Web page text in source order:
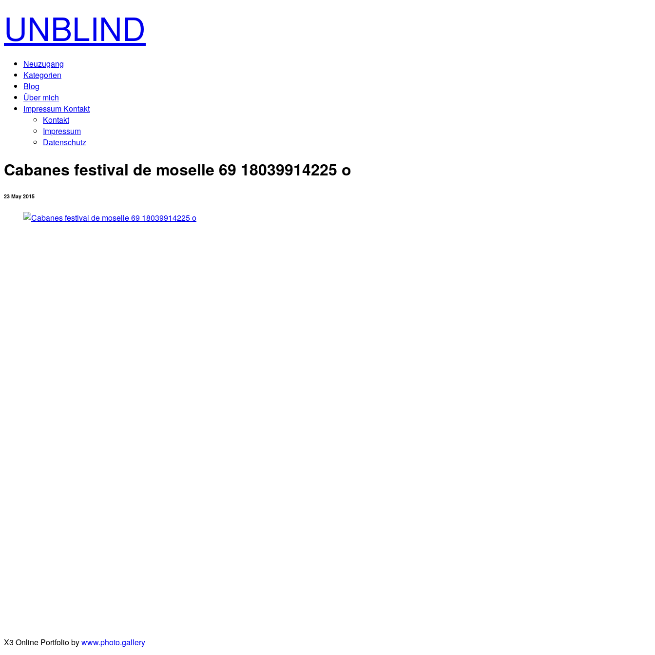
UNBLIND
Neuzugang
Kategorien
Blog
Über mich
Impressum Kontakt
Kontakt
Impressum
Datenschutz
Cabanes festival de moselle 69 18039914225 o
23 May 2015
X3 Online Portfolio bywww.photo.gallery